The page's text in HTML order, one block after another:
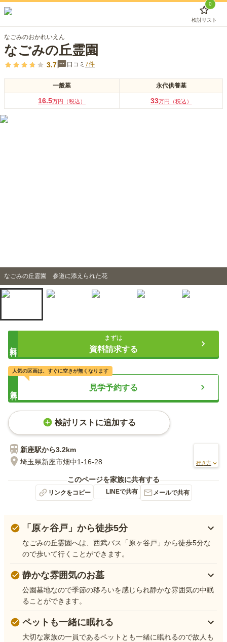
0
検討リスト
なごみのおかれいえん
なごみの丘霊園
3.7 口コミ 7件
一般墓 永代供養墓
16.5万円（税込） 33万円（税込）
なごみの丘霊園 参道に添えられた花
まずは
資料請求する
見学予約する
人気の区画は、すぐに空きが無くなります
検討リストに追加する
新座駅から3.2km
埼玉県新座市畑中1-16-28
行き方
このページを家族に共有する
リンクをコピー LINEで共有 メールで共有
「原ヶ谷戸」から徒歩5分
なごみの丘霊園へは、西武バス「原ヶ谷戸」から徒歩5分な
ので歩いて行くことができます。
静かな雰囲気のお墓
公園墓地なので季節の移ろいを感じられ静かな雰囲気の中眠
ることができます。
ペットも一緒に眠れる
大切な家族の一員であるペットとも一緒に眠れるので故人も